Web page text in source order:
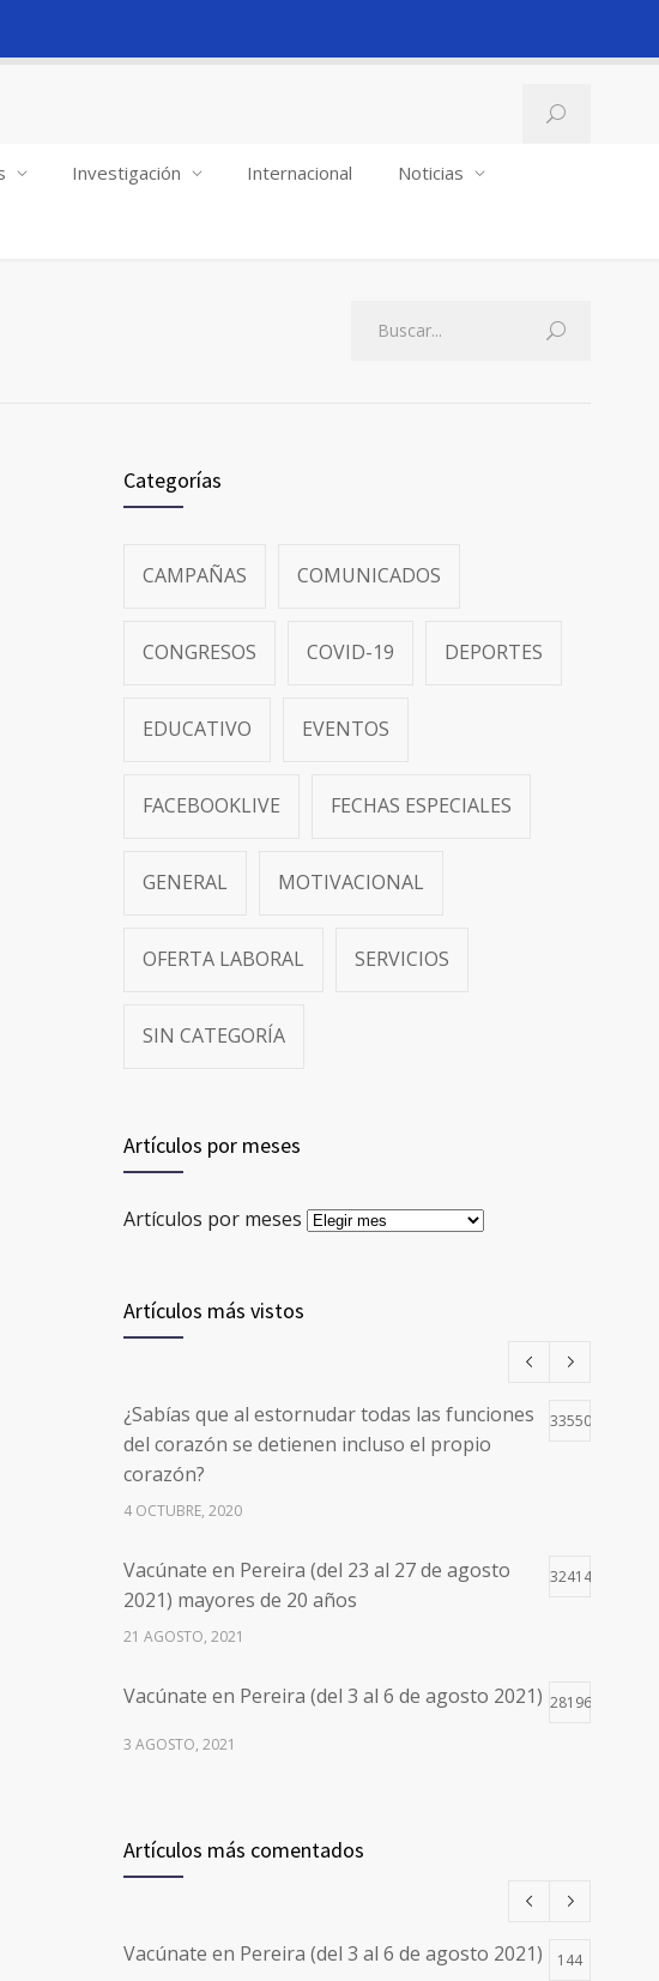
Investigación Internacional Noticias
Categorías
CAMPAÑAS COMUNICADOS
CONGRESOS COVID-19 DEPORTES
EDUCATIVO EVENTOS
FACEBOOKLIVE FECHAS ESPECIALES
GENERAL MOTIVACIONAL
OFERTA LABORAL SERVICIOS
SIN CATEGORÍA
Artículos por meses
Artículos por meses
Artículos más vistos
¿Sabías que al estornudar todas las funciones
del corazón se detienen incluso el propio
corazón?
33550
4 OCTUBRE, 2020
Vacúnate en Pereira (del 23 al 27 de agosto
2021) mayores de 20 años
32414
21 AGOSTO, 2021
Vacúnate en Pereira (del 3 al 6 de agosto 2021) 28196
3 AGOSTO, 2021
2021) mayores de 20 años
para pedir Citas Médicas en los 5
Artículos más comentados
Vacúnate en Pereira (del 3 al 6 de agosto 2021) 144